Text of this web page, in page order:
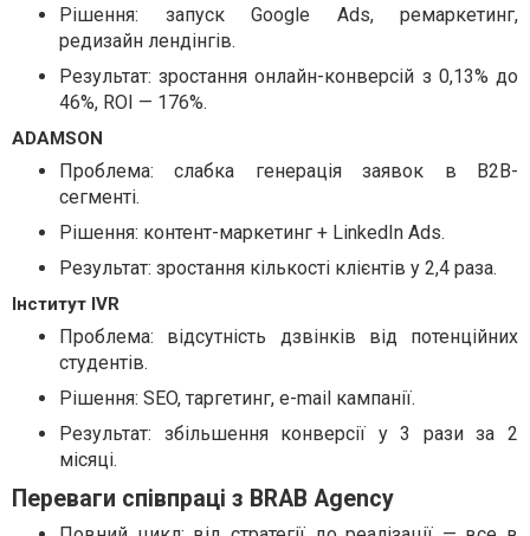
Рішення: запуск Google Ads, ремаркетинг,
редизайн лендінгів.
Результат: зростання онлайн-конверсій з 0,13% до
46%, ROI — 176%.
ADAMSON
Проблема: слабка генерація заявок в B2B-
сегменті.
Рішення: контент-маркетинг + LinkedIn Ads.
Результат: зростання кількості клієнтів у 2,4 раза.
Інститут IVR
Проблема: відсутність дзвінків від потенційних
студентів.
Рішення: SEO, таргетинг, e-mail кампанії.
Результат: збільшення конверсії у 3 рази за 2
місяці.
Переваги співпраці з BRAB Agency